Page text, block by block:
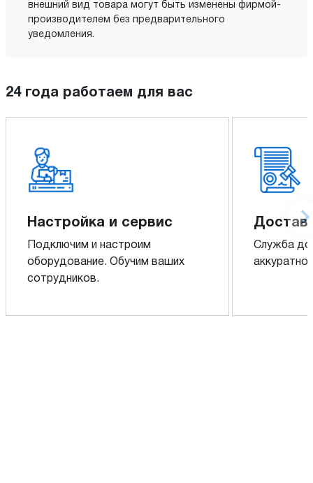
внешний вид товара могут быть изменены фирмой-
производителем без предварительного
уведомления.
24 года работаем для вас
Настройка и сервис
Подключим и настроим
оборудование. Обучим ваших
сотрудников.
Служба
аккуратно